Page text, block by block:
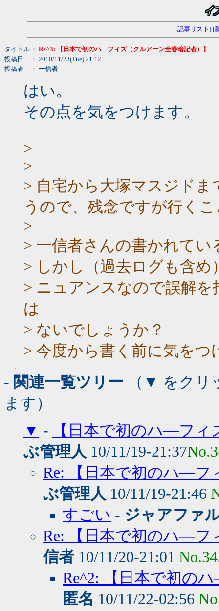
[記事リスト ] [
タイトル ： Re^3: 【日本で初のハ―フィズ（クルアーン全巻暗記者）】
投稿日
： 2010/11/23(Tue) 21:12
投稿者
： 一信者
はい。
その点を気をつけます。
>
>
> 自宅から大塚マスジド
うので、残念ですが行く
>
> 一信者さんの書かれて
> しかし（過去ログも含
> ニュアンスなので誤解
は
> ないでしょうか？
> 今度から書く前に気を
- 関連一覧ツリー （▼ をクリ
ます）
▼ -
【日本で初のハ―フィ
ぶ管理人 10/11/19-21:37
Re: 【日本で初のハ―フ
ぶ管理人 10/11/19-21:46
すごい - ジャアファ
Re: 【日本で初のハ―フ
信者 10/11/20-21:01
Re^2: 【日本で初の
匿名 10/11/22-02:56